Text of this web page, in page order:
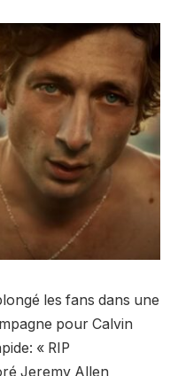
les fans dans une
pour Calvin
« RIP
Jeremy Allen